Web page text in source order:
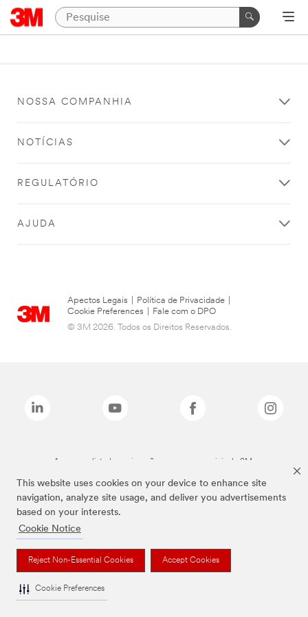
This website uses cookies on your device to enhance site
navigation, analyze site usage, and deliver you advertisements
based on your interests.
Cookie Notice
Reject Non-Essential Cookies Accept Cookies
Cookie Preferences
NOSSA COMPANHIA
NOTÍCIAS
REGULATÓRIO
AJUDA
Apectos Legais Política de Privacidade
Cookie Preferences
Fale com o DPO
© 3M 2026. Todos os Direitos Reservados.
As marcas listadas a cima são marcas comerciais da 3M.